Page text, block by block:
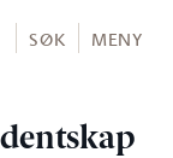
SØK MENY